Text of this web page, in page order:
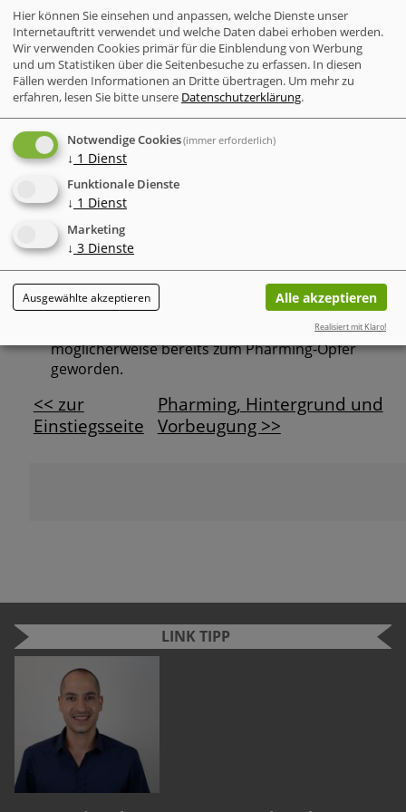
deinen Browser und sieh nach, ob auf deren Seite
auf das Update hingewiesen oder ein Download
empfohlen wird.
Davon abgesehen, dass Du die Website deiner Bank
nie über einen per E-Mail erhaltenen Link besuchen
solltest, sieh dir den Link einmal genauer an, auch
wenn er anscheinend tatsächlich zu deiner Bank
führt. Oft ist der Link nur irreführend aufgebaut.
http://sparkasse-frankfurt.de@241.128.219.013
nicht etwa zur Sparkasse, sondern zu einer Seite,
sich hinter der ominösen IP-Adresse nach dem "@"
verbirgt.
Achte auf das geschlossene Vorhängeschloss in der
Statuszeile deines Browsers, wenn Du das nächste
Mal deine Online-Banking-Website besuchst.
Dadurch signalisiert der Browser eine
Verbindung. Fehlt dieses Symbol, bist Du
möglicherweise bereits zum Pharming-Opfer
geworden.
<< zur
Einstiegsseite
Pharming, Hintergrund und
Vorbeugung >>
LINK TIPP
Hier können Sie einsehen und anpassen, welche Dienste unser
Internetauftritt verwendet und welche Daten dabei erhoben werden.
Wir verwenden Cookies primär für die Einblendung von Werbung
und um Statistiken über die Seitenbesuche zu erfassen. In diesen
Fällen werden Informationen an Dritte übertragen. Um mehr zu
erfahren, lesen Sie bitte unsere Datenschutzerklärung.
Notwendige Cookies(immer erforderlich)
↓ 1 Dienst
Funktionale Dienste
↓ 1 Dienst
Marketing
↓ 3 Dienste
Ausgewählte akzeptieren Alle akzeptieren
Realisiert mit Klaro!